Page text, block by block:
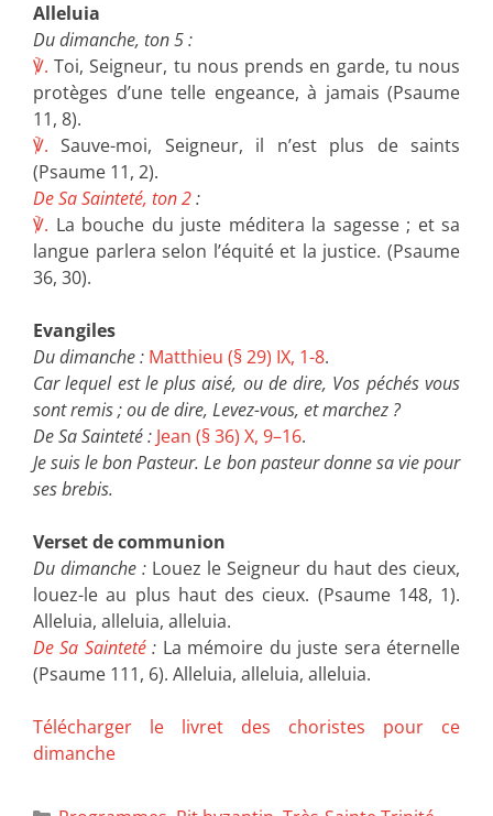
Alleluia
Du dimanche, ton 5 :
℣. Toi, Seigneur, tu nous prends en garde, tu nous
protèges d’une telle engeance, à jamais (Psaume
11, 8).
℣. Sauve-moi, Seigneur, il n’est plus de saints
(Psaume 11, 2).
De Sa Sainteté, ton 2:
℣. La bouche du juste méditera la sagesse ; et sa
langue parlera selon l’équité et la justice. (Psaume
36, 30).
Evangiles
Du dimanche : Matthieu (§ 29) IX, 1-8.
Car lequel est le plus aisé, ou de dire, Vos péchés vous
sont remis ; ou de dire, Levez-vous, et marchez ?
De Sa Sainteté : Jean (§ 36) X, 9–16.
Je suis le bon Pasteur. Le bon pasteur donne sa vie pour
ses brebis.
Verset de communion
Du dimanche : Louez le Seigneur du haut des cieux,
louez-le au plus haut des cieux. (Psaume 148, 1).
Alleluia, alleluia, alleluia.
De Sa Sainteté: La mémoire du juste sera éternelle
(Psaume 111, 6). Alleluia, alleluia, alleluia.
Télécharger le livret des choristes pour ce
dimanche